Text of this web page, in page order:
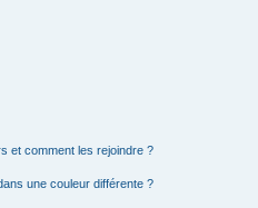
et comment les rejoindre ?
une couleur différente ?